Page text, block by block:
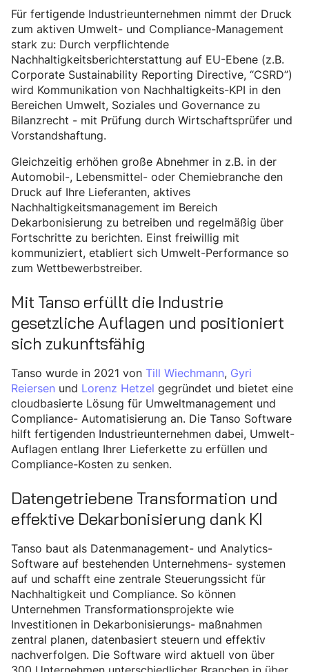
Für fertigende Industrieunternehmen nimmt der Druck
zum aktiven Umwelt- und Compliance-Management
stark zu: Durch verpflichtende
Nachhaltigkeitsberichterstattung auf EU-Ebene (z.B.
Corporate Sustainability Reporting Directive, “CSRD”)
wird Kommunikation von Nachhaltigkeits-KPI in den
Bereichen Umwelt, Soziales und Governance zu
Bilanzrecht - mit Prüfung durch Wirtschaftsprüfer und
Vorstandshaftung.
Gleichzeitig erhöhen große Abnehmer in z.B. in der
Automobil-, Lebensmittel- oder Chemiebranche den
Druck auf Ihre Lieferanten, aktives
Nachhaltigkeitsmanagement im Bereich
Dekarbonisierung zu betreiben und regelmäßig über
Fortschritte zu berichten. Einst freiwillig mit
kommuniziert, etabliert sich Umwelt-Performance so
zum Wettbewerbstreiber.
Mit Tanso erfüllt die Industrie
gesetzliche Auflagen und positioniert
sich zukunftsfähig
Tanso wurde in 2021 von Till Wiechmann, Gyri
Reiersen und Lorenz Hetzel gegründet und bietet eine
cloudbasierte Lösung für Umweltmanagement und
Compliance- Automatisierung an. Die Tanso Software
hilft fertigenden Industrieunternehmen dabei, Umwelt-
Auflagen entlang Ihrer Lieferkette zu erfüllen und
Compliance-Kosten zu senken.
Datengetriebene Transformation und
effektive Dekarbonisierung dank KI
Tanso baut als Datenmanagement- und Analytics-
Software auf bestehenden Unternehmens- systemen
auf und schafft eine zentrale Steuerungssicht für
Nachhaltigkeit und Compliance. So können
Unternehmen Transformationsprojekte wie
Investitionen in Dekarbonisierungs- maßnahmen
zentral planen, datenbasiert steuern und effektiv
nachverfolgen. Die Software wird aktuell von über